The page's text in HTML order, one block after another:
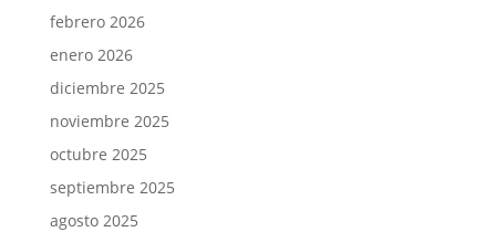
febrero 2026
enero 2026
diciembre 2025
noviembre 2025
octubre 2025
septiembre 2025
agosto 2025